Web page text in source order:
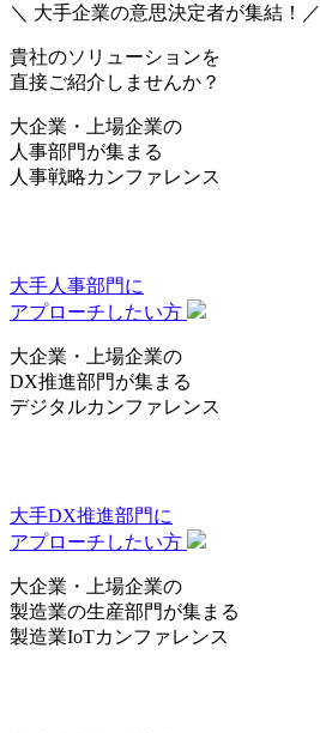
＼ 大手企業の意思決定者が集結！／
貴社のソリューションを
直接ご紹介しませんか？
大企業・上場企業の
人事部門が集まる
人事戦略カンファレンス
大手人事部門に
アプローチしたい方
大企業・上場企業の
DX推進部門が集まる
デジタルカンファレンス
大手DX推進部門に
アプローチしたい方
大企業・上場企業の
製造業の生産部門が集まる
製造業IoTカンファレンス